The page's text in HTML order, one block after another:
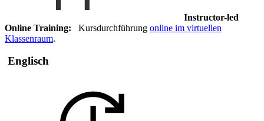
Instructor-led
Online Training: Kursdurchführung online im virtuellen
Klassenraum.
Englisch